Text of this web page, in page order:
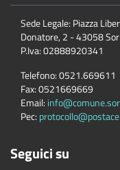
Sede Legale: Piazza
Donatore, 2 - 43058
P.Iva:02888920341
Telefono:0521.669611
Fax:0521669669
Email:
Pec:
Seguici su